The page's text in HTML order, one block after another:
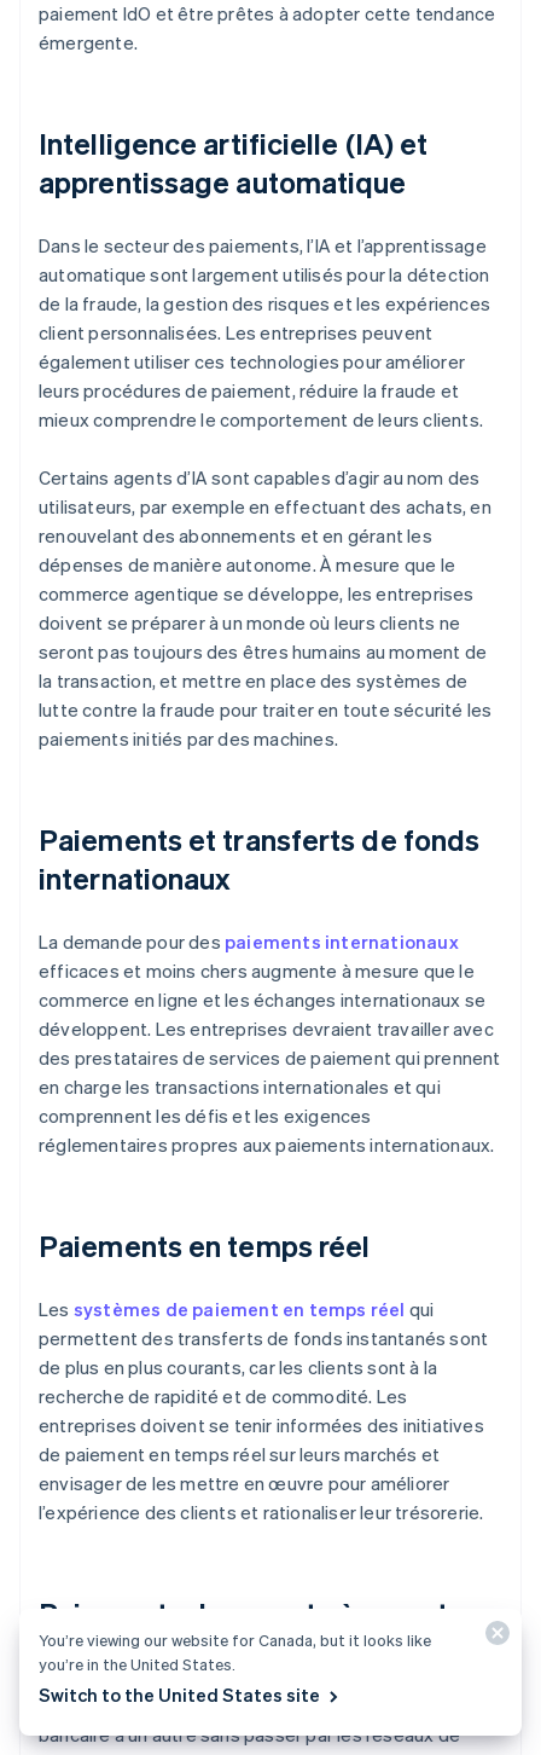
paiement IdO et être prêtes à adopter cette tendance
émergente.
Intelligence artificielle (IA) et
apprentissage automatique
Dans le secteur des paiements, l’IA et l’apprentissage
automatique sont largement utilisés pour la détection
de la fraude, la gestion des risques et les expériences
client personnalisées. Les entreprises peuvent
également utiliser ces technologies pour améliorer
leurs procédures de paiement, réduire la fraude et
mieux comprendre le comportement de leurs clients.
Certains agents d’IA sont capables d’agir au nom des
utilisateurs, par exemple en effectuant des achats, en
renouvelant des abonnements et en gérant les
dépenses de manière autonome. À mesure que le
commerce agentique se développe, les entreprises
doivent se préparer à un monde où leurs clients ne
seront pas toujours des êtres humains au moment de
la transaction, et mettre en place des systèmes de
lutte contre la fraude pour traiter en toute sécurité les
paiements initiés par des machines.
Paiements et transferts de fonds
internationaux
La demande pour des paiements internationaux
efficaces et moins chers augmente à mesure que le
commerce en ligne et les échanges internationaux se
développent. Les entreprises devraient travailler avec
des prestataires de services de paiement qui prennent
en charge les transactions internationales et qui
comprennent les défis et les exigences
réglementaires propres aux paiements internationaux.
Paiements en temps réel
Les systèmes de paiement en temps réel qui
permettent des transferts de fonds instantanés sont
de plus en plus courants, car les clients sont à la
recherche de rapidité et de commodité. Les
entreprises doivent se tenir informées des initiatives
de paiement en temps réel sur leurs marchés et
envisager de les mettre en œuvre pour améliorer
l’expérience des clients et rationaliser leur trésorerie.
Paiements de compte à compte
Les paiements de compte à compte, qui permettent
de transférer des fonds directement d’un compte
bancaire à un autre sans passer par les réseaux de
You’re viewing our website for Canada, but it looks like
you’re in the United States.
Switch to the United States site